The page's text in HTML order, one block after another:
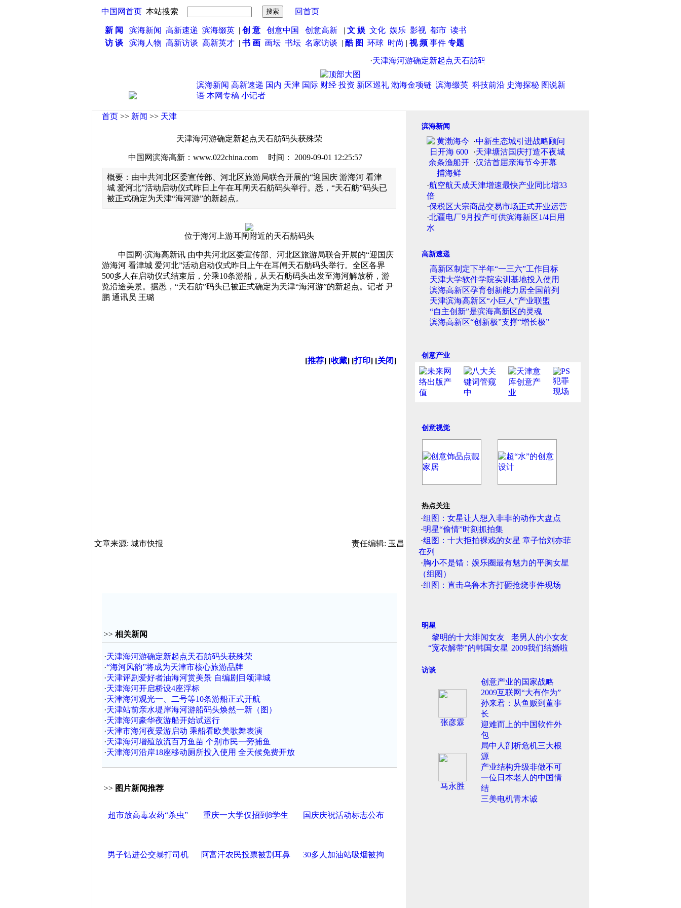
中国网首页 本站搜索 回首页
新 闻 滨海新闻 高新速递 滨海缀英 | 创 意 创意中国 创意高新 | 文 娱 文化 娱乐 影视 都市 读书
访 谈
滨海人物 高新访谈 高新英才 | 书 画 画坛 书坛 名家访谈 | 酷 图 环球 时尚 | 视 频 事件 专题
天津海河游确定新起点天石舫码头获殊荣
滨海新闻 高新速递 国内 天津 国际 财经 投资 新区巡礼 渤海金项链 滨海缀英 科技前沿 史海探秘 图说新
语 本网专稿 小记者
首页 >> 新闻 >> 天津
天津海河游确定新起点天石舫码头获殊荣
中国网滨海高新：www.022china.com 时间： 2009-09-01 12:25:57
概要：由中共河北区委宣传部、河北区旅游局联合开展的“迎国庆 游海河 看津
城 爱河北”活动启动仪式昨日上午在耳闸天石舫码头举行。悉，“天石舫”码头已
被正式确定为天津“海河游”的新起点。
位于海河上游耳闸附近的天石舫码头
中国网·滨海高新讯 由中共河北区委宣传部、河北区旅游局联合开展的“迎国庆
游海河 看津城 爱河北”活动启动仪式昨日上午在耳闸天石舫码头举行。全区各界
500多人在启动仪式结束后，分乘10条游船，从天石舫码头出发至海河解放桥，游
览沿途美景。据悉，“天石舫”码头已被正式确定为天津“海河游”的新起点。记者 尹
鹏 通讯员 王璐
[推荐] [收藏] [打印] [关闭]
文章来源: 城市快报 责任编辑: 玉昌
>> 相关新闻
·天津海河游确定新起点天石舫码头获殊荣
·“海河风韵”将成为天津市核心旅游品牌
·天津评剧爱好者油海河赏美景 自编剧目颂津城
·天津海河开启桥设4座浮标
·天津海河观光一、二号等10条游船正式开航
·天津站前亲水堤岸海河游船码头焕然一新（图）
·天津海河豪华夜游船开始试运行
·天津市海河夜景游启动 乘船看欧美歌舞表演
·天津海河增殖放流百万鱼苗 个别市民一旁捕鱼
·天津海河沿岸18座移动厕所投入使用 全天候免费开放
>> 图片新闻推荐
超市放高毒农药“杀虫” 重庆一大学仅招到8学生 国庆庆祝活动标志公布
男子钻进公交暴打司机 阿富汗农民投票被割耳鼻 30多人加油站吸烟被拘
滨海新闻
·中新生态城引进战略顾问
·天津塘沽国庆打造不夜城
·汉沽首届亲海节今开幕
·航空航天成天津增速最快产业同比增33
倍
·保税区大宗商品交易市场正式开业运营
·北疆电厂9月投产可供滨海新区1/4日用
水
高新速递
高新区制定下半年“一三六”工作目标
天津大学软件学院实训基地投入使用
滨海高新区孕育创新能力居全国前列
天津滨海高新区“小巨人”产业联盟
“自主创新”是滨海高新区的灵魂
滨海高新区“创新极”支撑“增长极”
创意产业
创意视觉
热点关注
·组图：女星让人想入非非的动作大盘点
·明星“偷情”时刻抓拍集
·组图：十大拒拍裸戏的女星 章子怡刘亦菲
在列
·胸小不是错：娱乐圈最有魅力的平胸女星
（组图）
·组图：直击乌鲁木齐打砸抢烧事件现场
明星
黎明的十大绯闻女友
老男人的小女友
“宽衣解带”的韩国女星 2009我们结婚啦
访谈
张彦霖
创意产业的国家战略
2009互联网“大有作为”
孙来君：从鱼贩到董事
长
迎难而上的中国软件外
包
马永胜
局中人剖析危机三大根
源
产业结构升级非做不可
一位日本老人的中国情
结
三美电机青木诚